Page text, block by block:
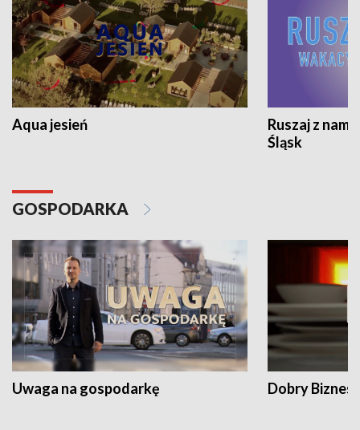
Aqua jesień
Ruszaj z
Śląsk
GOSPODARKA
Uwaga na gospodarkę Dobry Biznes